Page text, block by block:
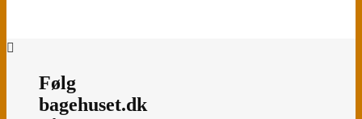
Følg
bagehuset.dk